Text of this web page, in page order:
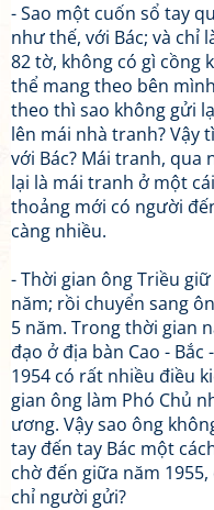
- Sao một cuốn sổ tay
như thế, với Bác; và chỉ
82 tờ, không có gì cồng
thể mang theo bên
theo thì sao không gửi
lên mái nhà tranh? Vậy
với Bác? Mái tranh, qua
lại là mái tranh ở một
thoảng mới có người
càng nhiều.
- Thời gian ông Triều
năm; rồi chuyển sang
5 năm. Trong thời gian
đạo ở địa bàn Cao - Bắc
1954 có rất nhiều điều
gian ông làm Phó Chủ
ương. Vậy sao ông
tay đến tay Bác một
chờ đến giữa năm
chỉ người gửi?